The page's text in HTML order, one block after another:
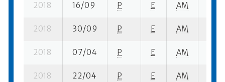
2018 16/09 P E AM
2018 30/09 P E AM
2018 07/04 P E AM
2018 22/04 P E AM